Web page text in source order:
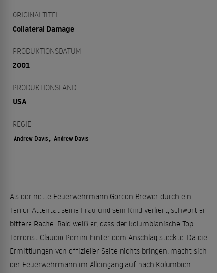
ORIGINALTITEL
Collateral Damage
PRODUKTIONSDATUM
2001
PRODUKTIONSLAND
USA
REGIE
Andrew Davis, Andrew Davis
Als der nette Feuerwehrmann Gordon Brewer durch ein
Terror-Attentat seine Frau und sein Kind verliert, schwört er
bittere Rache. Bald weiß er, dass der kolumbianische Top-
Terrorist Claudio Perrini hinter dem Anschlag steckte. Da die
Ermittlungen von offizieller Seite nichts bringen, macht sich
der Feuerwehrmann im Alleingang auf nach Kolumbien.